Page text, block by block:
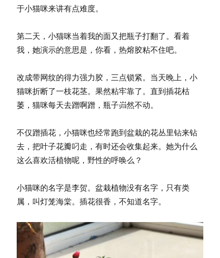
于小猫咪来讲有点难度。
第二天，小猫咪当着我的面又把瓶子打翻了。看着
我，她演示的意思是，你看，热熔胶粘不住吧。
改成带网纹的得力强力胶，三点锁紧。当天晚上，小
猫咪折断了一枝花茎。果然粘牢靠了。直到插花枯
萎，猫咪每天去蹭啊蹭，瓶子岿然不动。
不仅蹭插花，小猫咪也经常跑到盆栽的花丛里钻来钻
去，把叶子花瓣叼走，有时还会收集起来。她为什么
这么喜欢活植物呢，野性的呼唤么？
小猫咪的名字是李贺。盆栽植物没有名字，只有类
属，叫灯笼海棠。插花很香，不知道名字。